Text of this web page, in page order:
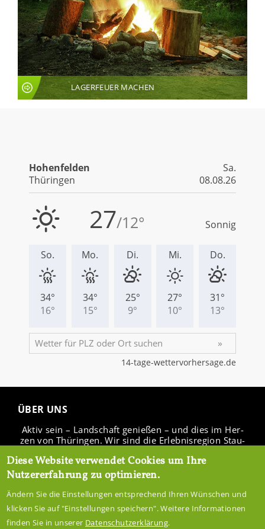
LAGERFEUER MACHEN
ÜBER UNS
Aktiv sein – Land­schaft ge­nie­ßen – und dies im Her­
zen von Thü­rin­gen. Wir sind die Er­leb­nis­re­gi­on Stau­
IN­FO­CEN­TER
Diese Website verwendet Cookies um Ihre
Nutzererfahrung zu optimieren.
Ändern Sie die Einstellungen entsprechend Ihren Wünschen und
klicken Sie auf "Einstellungen speichern". Weitere Informationen
finden Sie in unserer Datenschutzerklärung.